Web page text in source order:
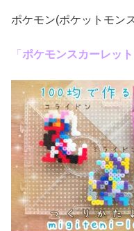
ポケモン(ポケットモン
「 ポケモンスカーレッ